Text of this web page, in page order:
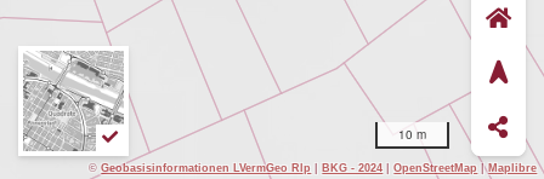
10 m
©Geobasisinformationen LVermGeo Rlp |BKG - 2024 |OpenStreetMap |Maplibre